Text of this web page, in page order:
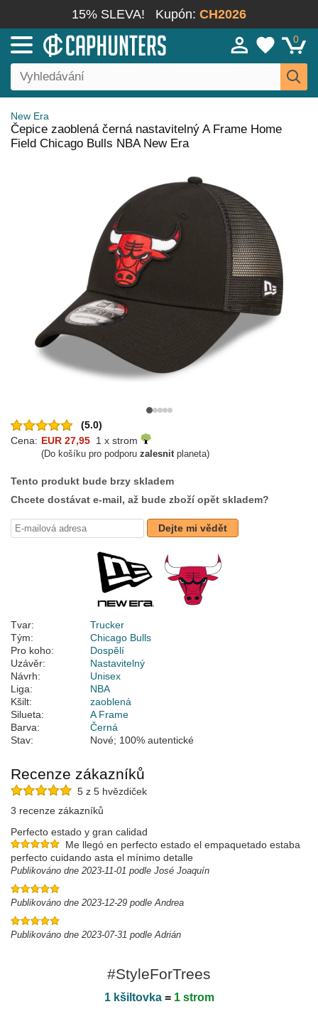
15% SLEVA! Kupón: CH2026
0
New Era
Čepice zaoblená černá nastavitelný A Frame Home
Field Chicago Bulls NBA New Era
(5.0)
Cena: EUR 27,95 1 x strom
(Do košíku pro podporu zalesnitplaneta)
Tento produkt bude brzy skladem
Chcete dostávat e-mail, až bude zboží opět skladem?
Dejte mi vědět
Tvar:
Trucker
Tým:
Chicago Bulls
Pro koho:
Dospělí
Uzávěr:
Nastavitelný
Návrh:
Unisex
Liga:
NBA
Kšilt:
zaoblená
Silueta:
A Frame
Barva:
Černá
Stav:
Nové; 100% autentické
Recenze zákazníků
5 z 5 hvězdiček
3 recenze zákazníků
Perfecto estado y gran calidad
Me llegó en perfecto estado el empaquetado estaba
perfecto cuidando asta el mínimo detalle
Publikováno dne 2023-11-01 podle José Joaquín
Publikováno dne 2023-12-29 podle Andrea
Publikováno dne 2023-07-31 podle Adrián
#StyleForTrees
1 kšiltovka= 1 strom